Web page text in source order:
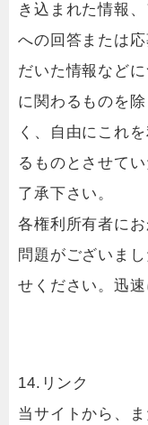
き込まれた情報
への回答または
だいた情報など
に関わるものを
く、自由にこれ
るものとさせて
了承下さい。
各権利所有者に
問題がございま
せください。迅速
14.リンク
当サイトから、